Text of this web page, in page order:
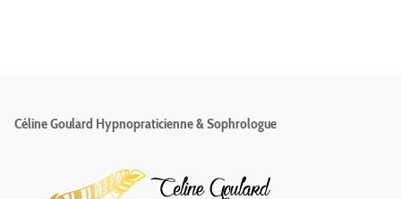
Céline Goulard Hypnopraticienne & Sophrologue